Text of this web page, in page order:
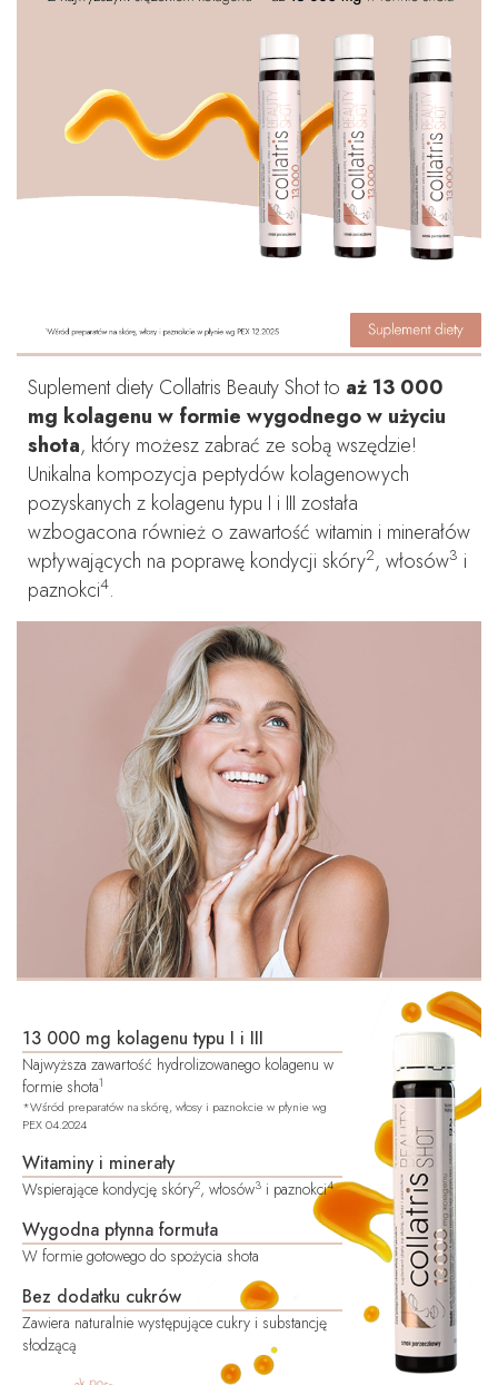
Suplement diety Collatris Beauty Shot to aż 13 000
mg kolagenu w formie wygodnego w użyciu
shota, który możesz zabrać ze sobą wszędzie!
Unikalna kompozycja peptydów kolagenowych
pozyskanych z kolagenu typu I i III została
wzbogacona również o zawartość witamin i minerałów
wpływających na poprawę kondycji skóry2, włosów3 i
paznokci4.
13 000 mg kolagenu typu I i III
Najwyższa zawartość hydrolizowanego kolagenu w
formie shota1
*Wśród preparatów na skórę, włosy i paznokcie w płynie wg
PEX 04.2024
Witaminy i minerały
Wspierające kondycję skóry2, włosów3 i paznokci4
Wygodna płynna formuła
W formie gotowego do spożycia shota
Bez dodatku cukrów
Zawiera naturalnie występujące cukry i substancję
słodzącą